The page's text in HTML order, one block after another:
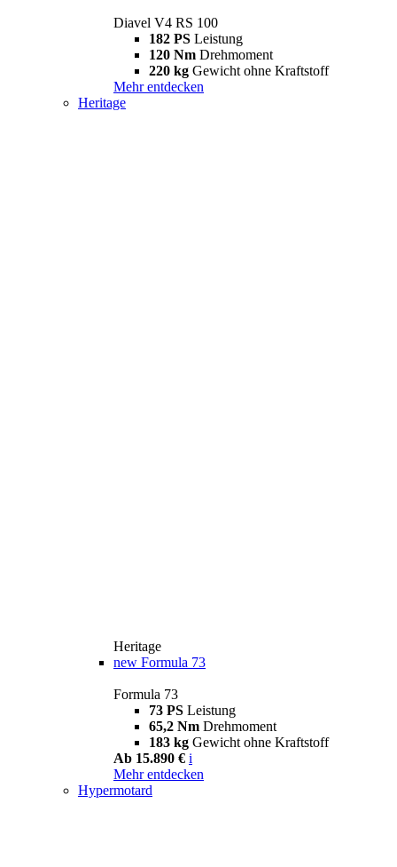
Diavel V4 RS 100
182 PS Leistung
120 Nm Drehmoment
220 kg Gewicht ohne Kraftstoff
Mehr entdecken
Heritage
Heritage
new Formula 73
Formula 73
73 PS Leistung
65,2 Nm Drehmoment
183 kg Gewicht ohne Kraftstoff
Ab 15.890 € i
Mehr entdecken
Hypermotard